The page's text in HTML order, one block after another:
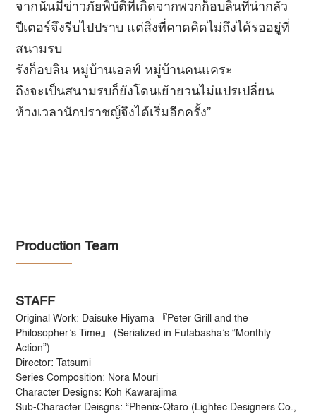
จากนั้นมีข่าวภัยพิบัติที่เกิดจากพวกก็อบลินที่น่ากลัว
ปีเตอร์จึงรีบไปปราบ แต่สิ่งที่คาดคิดไม่ถึงได้รออยู่ที่
สนามรบ
รังก็อบลิน หมู่บ้านเอลฟ์ หมู่บ้านคนแคระ
ถึงจะเป็นสนามรบก็ยังโดนเย้ายวนไม่แปรเปลี่ยน
ห้วงเวลานักปราชญ์จึงได้เริ่มอีกครั้ง”
Production Team
STAFF
Original Work: Daisuke Hiyama 『Peter Grill and the
Philosopher’s Time』 (Serialized in Futabasha’s “Monthly
Action”)
Director: Tatsumi
Series Composition: Nora Mouri
Character Designs: Koh Kawarajima
Sub-Character Deisgns: “Phenix-Qtaro (Lightec Designers Co.,